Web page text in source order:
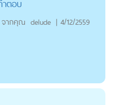
ตอบ
จากคุณ delude | 4/12/2559